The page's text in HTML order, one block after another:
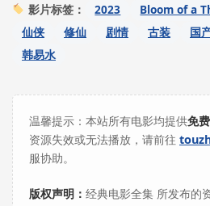
影片标签： 2023 Bloom of a
仙侠
修仙 剧情 古装 国
韩易水
温馨提示：本站所有电影均提供免
资源失效或无法播放，请前往
服协助。
版权声明： 经典电影全集 所发布的